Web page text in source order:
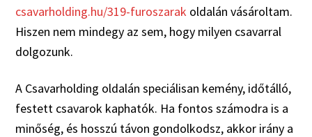
csavarholding.hu/319-furoszarak oldalán vásároltam.
Hiszen nem mindegy az sem, hogy milyen csavarral
dolgozunk.
A Csavarholding oldalán speciálisan kemény, időtálló,
festett csavarok kaphatók. Ha fontos számodra is a
minőség, és hosszú távon gondolkodsz, akkor irány a